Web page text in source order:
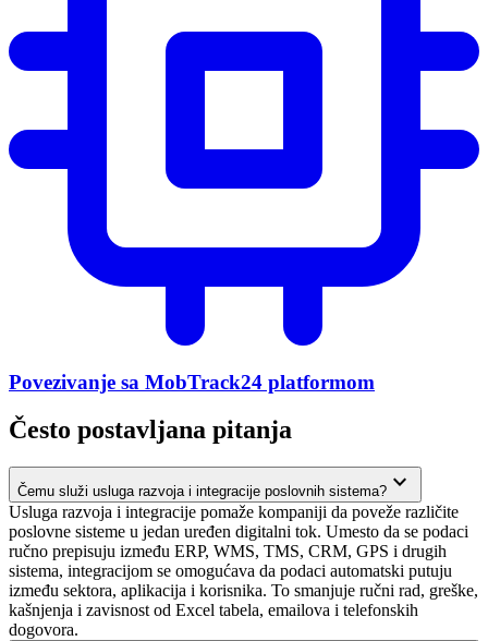
Povezivanje sa MobTrack24 platformom
Često postavljana pitanja
Čemu služi usluga razvoja i integracije poslovnih sistema? expand_more
Usluga razvoja i integracije pomaže kompaniji da poveže različite
poslovne sisteme u jedan uređen digitalni tok. Umesto da se podaci
ručno prepisuju između ERP, WMS, TMS, CRM, GPS i drugih
sistema, integracijom se omogućava da podaci automatski putuju
između sektora, aplikacija i korisnika. To smanjuje ručni rad, greške,
kašnjenja i zavisnost od Excel tabela, emailova i telefonskih
dogovora.